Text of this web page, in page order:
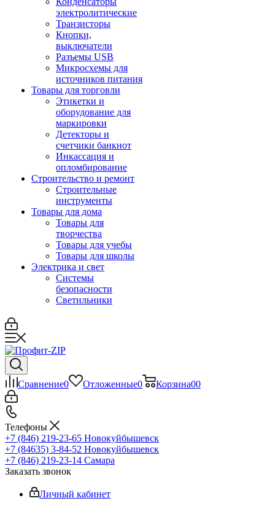
электролитические
Транзисторы
Кнопки,
выключатели
Разъемы USB
Микросхемы для
источников питания
Товары для торговли
Этикетки и
оборудование для
маркировки
Детекторы и
счетчики банкнот
Инкассация и
опломбирование
Строительство и ремонт
Строительные
инструменты
Товары для дома
Товары для
творчества
Товары для учебы
Товары для школы
Электрика и свет
Системы
безопасности
Светильники
Сравнение0 Отложенные0 Корзина00
Телефоны
+7 (846) 219-23-65 Новокуйбышевск
+7 (84635) 3-84-52 Новокуйбышевск
+7 (846) 219-23-14 Самара
Заказать звонок
Личный кабинет